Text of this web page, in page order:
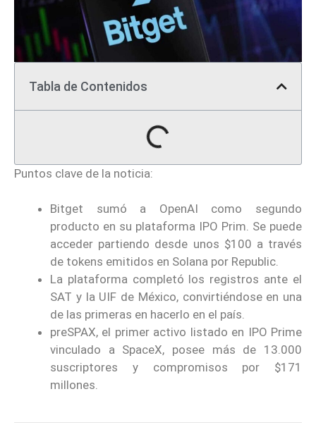
Tabla de Contenidos
Puntos clave de la noticia:
Bitget sumó a OpenAI como segundo
producto en su plataforma IPO Prim. Se puede
acceder partiendo desde unos $100 a través
de tokens emitidos en Solana por Republic.
La plataforma completó los registros ante el
SAT y la UIF de México, convirtiéndose en una
de las primeras en hacerlo en el país.
preSPAX, el primer activo listado en IPO Prime
vinculado a SpaceX, posee más de 13.000
suscriptores y compromisos por $171
millones.